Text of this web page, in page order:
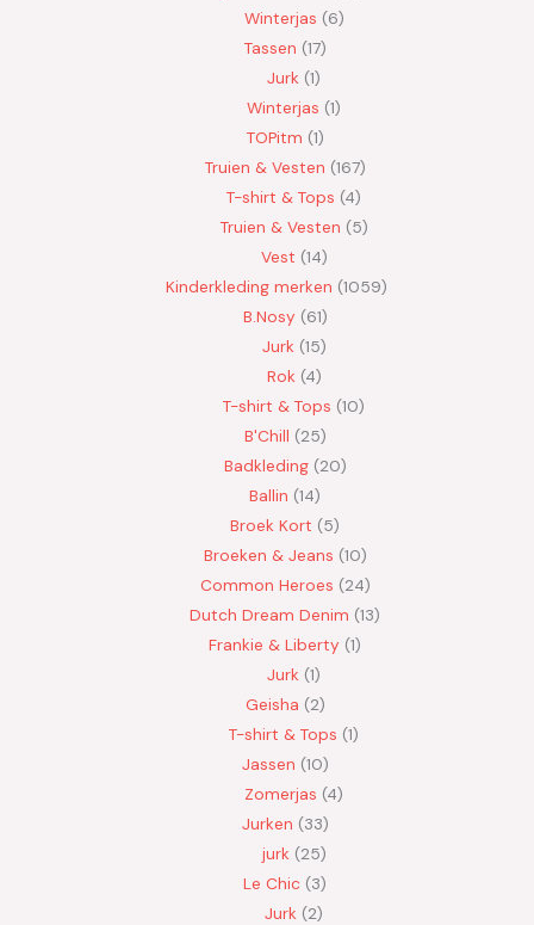
Winterjas 6
Tassen 17
Jurk 1
Winterjas 1
TOPitm 1
Truien & Vesten 167
T-shirt & Tops 4
Truien & Vesten 5
Vest 14
Kinderkleding merken 1059
B.Nosy 61
Jurk 15
Rok 4
T-shirt & Tops 10
B'Chill 25
Badkleding 20
Ballin 14
Broek Kort 5
Broeken & Jeans 10
Common Heroes 24
Dutch Dream Denim 13
Frankie & Liberty 1
Jurk 1
Geisha 2
T-shirt & Tops 1
Jassen 10
Zomerjas 4
Jurken 33
jurk 25
Le Chic 3
Jurk 2